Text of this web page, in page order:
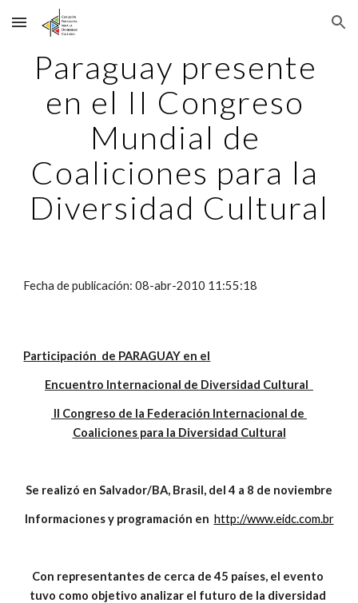
Skip to main content Skip to navigation
Paraguay presente
en el II Congreso
Mundial de
Coaliciones para la
Diversidad Cultural
Fecha de publicación: 08-abr-2010 11:55:18
Participación  de PARAGUAY en el
Encuentro Internacional de Diversidad Cultural
Coaliciones para la Diversidad Cultural
Se realizó en Salvador/BA, Brasil, del 4 a 8 de noviembre
Informaciones y programación en http://www.eidc.com.br
Con representantes de cerca de 45 países, el evento
tuvo como objetivo analizar el futuro de la diversidad